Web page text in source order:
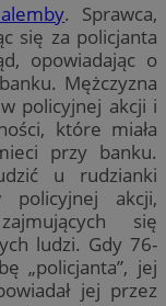
. Sprawca,
się za policjanta
opowiadając o
Mężczyzna
policyjnej akcji i
które miała
przy banku.
u rudzianki
policyjnej akcji,
się
ludzi. Gdy 76-
„policjanta”, jej
jej przez